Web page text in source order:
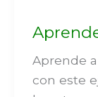
Aprende a
con este